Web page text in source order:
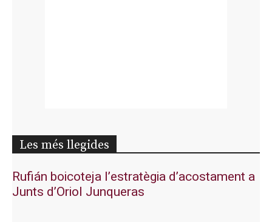
Les més llegides
Rufián boicoteja l’estratègia d’acostament a
Junts d’Oriol Junqueras